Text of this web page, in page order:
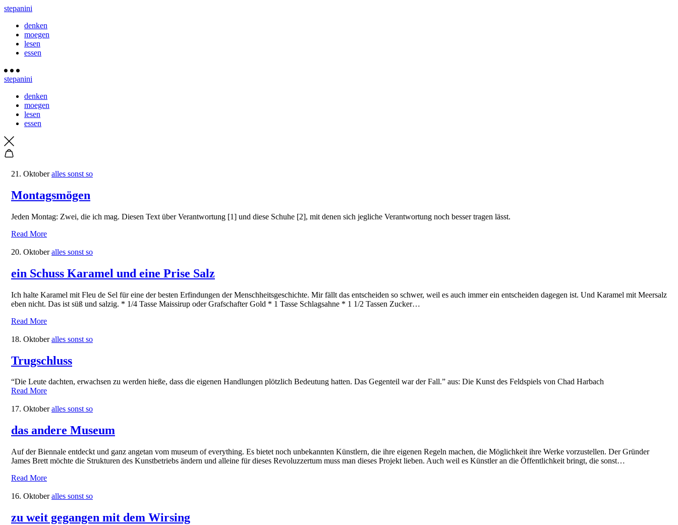
stepanini
denken
moegen
lesen
essen
stepanini
denken
moegen
lesen
essen
21. Oktober alles sonst so
Montagsmögen
Jeden Montag: Zwei, die ich mag. Diesen Text über Verantwortung [1] und diese Schuhe [2], mit denen sich jegliche Verantwortung noch besser tragen lässt.
Read More
20. Oktober alles sonst so
ein Schuss Karamel und eine Prise Salz
Ich halte Karamel mit Fleu de Sel für eine der besten Erfindungen der Menschheitsgeschichte. Mir fällt das entscheiden so schwer, weil es auch immer ein entscheiden dagegen ist. Und Karamel mit Meersalz
eben nicht. Das ist süß und salzig. * 1/4 Tasse Maissirup oder Grafschafter Gold * 1 Tasse Schlagsahne * 1 1/2 Tassen Zucker…
Read More
18. Oktober alles sonst so
Trugschluss
“Die Leute dachten, erwachsen zu werden hieße, dass die eigenen Handlungen plötzlich Bedeutung hatten. Das Gegenteil war der Fall.” aus: Die Kunst des Feldspiels von Chad Harbach
Read More
17. Oktober alles sonst so
das andere Museum
Auf der Biennale entdeckt und ganz angetan vom museum of everything. Es bietet noch unbekannten Künstlern, die ihre eigenen Regeln machen, die Möglichkeit ihre Werke vorzustellen. Der Gründer
James Brett möchte die Strukturen des Kunstbetriebs ändern und alleine für dieses Revoluzzertum muss man dieses Projekt lieben. Auch weil es Künstler an die Öffentlichkeit bringt, die sonst…
Read More
16. Oktober alles sonst so
zu weit gegangen mit dem Wirsing